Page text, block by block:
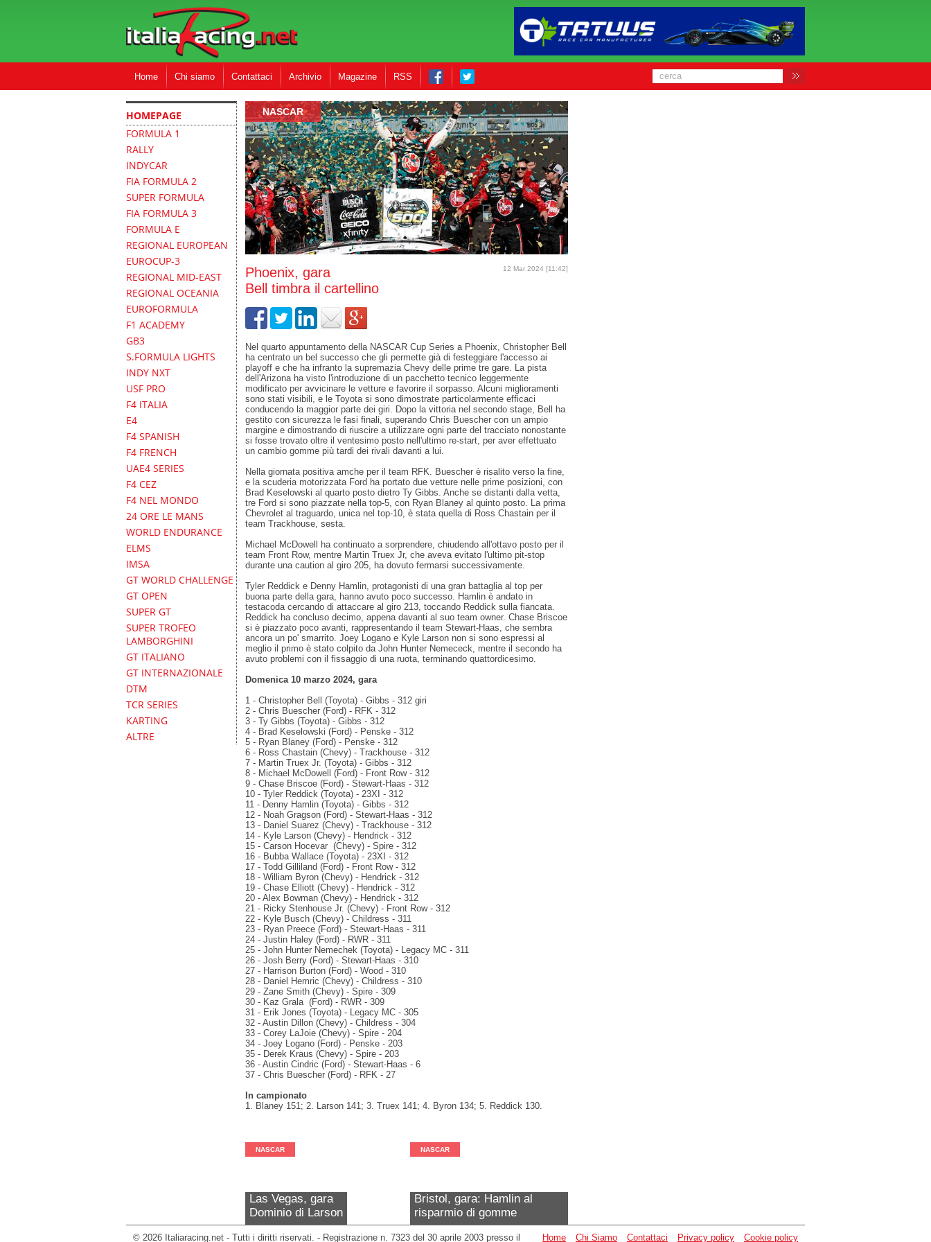
Home Chi siamo Contattaci Archivio Magazine RSS
HOMEPAGE
FORMULA 1
RALLY
INDYCAR
FIA FORMULA 2
SUPER FORMULA
FIA FORMULA 3
FORMULA E
REGIONAL EUROPEAN
EUROCUP-3
REGIONAL MID-EAST
REGIONAL OCEANIA
EUROFORMULA
F1 ACADEMY
GB3
S.FORMULA LIGHTS
INDY NXT
USF PRO
F4 ITALIA
E4
F4 SPANISH
F4 FRENCH
UAE4 SERIES
F4 CEZ
F4 NEL MONDO
24 ORE LE MANS
WORLD ENDURANCE
ELMS
IMSA
GT WORLD CHALLENGE
GT OPEN
SUPER GT
SUPER TROFEO
LAMBORGHINI
GT ITALIANO
GT INTERNAZIONALE
DTM
TCR SERIES
KARTING
ALTRE
NASCAR
12 Mar 2024 [11:42]
Phoenix, gara
Bell timbra il cartellino
Nel quarto appuntamento della NASCAR Cup Series a Phoenix, Christopher Bell
ha centrato un bel successo che gli permette già di festeggiare l'accesso ai
playoff e che ha infranto la supremazia Chevy delle prime tre gare. La pista
dell'Arizona ha visto l'introduzione di un pacchetto tecnico leggermente
modificato per avvicinare le vetture e favorire il sorpasso. Alcuni miglioramenti
sono stati visibili, e le Toyota si sono dimostrate particolarmente efficaci
conducendo la maggior parte dei giri. Dopo la vittoria nel secondo stage, Bell ha
gestito con sicurezza le fasi finali, superando Chris Buescher con un ampio
margine e dimostrando di riuscire a utilizzare ogni parte del tracciato nonostante
si fosse trovato oltre il ventesimo posto nell'ultimo re-start, per aver effettuato
un cambio gomme più tardi dei rivali davanti a lui.
Nella giornata positiva amche per il team RFK. Buescher è risalito verso la fine,
e la scuderia motorizzata Ford ha portato due vetture nelle prime posizioni, con
Brad Keselowski al quarto posto dietro Ty Gibbs. Anche se distanti dalla vetta,
tre Ford si sono piazzate nella top-5, con Ryan Blaney al quinto posto. La prima
Chevrolet al traguardo, unica nel top-10, è stata quella di Ross Chastain per il
team Trackhouse, sesta.
Michael McDowell ha continuato a sorprendere, chiudendo all'ottavo posto per il
team Front Row, mentre Martin Truex Jr, che aveva evitato l'ultimo pit-stop
durante una caution al giro 205, ha dovuto fermarsi successivamente.
Tyler Reddick e Denny Hamlin, protagonisti di una gran battaglia al top per
buona parte della gara, hanno avuto poco successo. Hamlin è andato in
testacoda cercando di attaccare al giro 213, toccando Reddick sulla fiancata.
Reddick ha concluso decimo, appena davanti al suo team owner. Chase Briscoe
si è piazzato poco avanti, rappresentando il team Stewart-Haas, che sembra
ancora un po' smarrito. Joey Logano e Kyle Larson non si sono espressi al
meglio il primo è stato colpito da John Hunter Nemececk, mentre il secondo ha
avuto problemi con il fissaggio di una ruota, terminando quattordicesimo.
Domenica 10 marzo 2024, gara
1 - Christopher Bell (Toyota) - Gibbs - 312 giri
2 - Chris Buescher (Ford) - RFK - 312
3 - Ty Gibbs (Toyota) - Gibbs - 312
4 - Brad Keselowski (Ford) - Penske - 312
5 - Ryan Blaney (Ford) - Penske - 312
6 - Ross Chastain (Chevy) - Trackhouse - 312
7 - Martin Truex Jr. (Toyota) - Gibbs - 312
8 - Michael McDowell (Ford) - Front Row - 312
9 - Chase Briscoe (Ford) - Stewart-Haas - 312
10 - Tyler Reddick (Toyota) - 23XI - 312
11 - Denny Hamlin (Toyota) - Gibbs - 312
12 - Noah Gragson (Ford) - Stewart-Haas - 312
13 - Daniel Suarez (Chevy) - Trackhouse - 312
14 - Kyle Larson (Chevy) - Hendrick - 312
15 - Carson Hocevar (Chevy) - Spire - 312
16 - Bubba Wallace (Toyota) - 23XI - 312
17 - Todd Gilliland (Ford) - Front Row - 312
18 - William Byron (Chevy) - Hendrick - 312
19 - Chase Elliott (Chevy) - Hendrick - 312
20 - Alex Bowman (Chevy) - Hendrick - 312
21 - Ricky Stenhouse Jr. (Chevy) - Front Row - 312
22 - Kyle Busch (Chevy) - Childress - 311
23 - Ryan Preece (Ford) - Stewart-Haas - 311
24 - Justin Haley (Ford) - RWR - 311
25 - John Hunter Nemechek (Toyota) - Legacy MC - 311
26 - Josh Berry (Ford) - Stewart-Haas - 310
27 - Harrison Burton (Ford) - Wood - 310
28 - Daniel Hemric (Chevy) - Childress - 310
29 - Zane Smith (Chevy) - Spire - 309
30 - Kaz Grala (Ford) - RWR - 309
31 - Erik Jones (Toyota) - Legacy MC - 305
32 - Austin Dillon (Chevy) - Childress - 304
33 - Corey LaJoie (Chevy) - Spire - 204
34 - Joey Logano (Ford) - Penske - 203
35 - Derek Kraus (Chevy) - Spire - 203
36 - Austin Cindric (Ford) - Stewart-Haas - 6
37 - Chris Buescher (Ford) - RFK - 27
In campionato
1. Blaney 151; 2. Larson 141; 3. Truex 141; 4. Byron 134; 5. Reddick 130.
NASCAR
Las Vegas, gara
Dominio di Larson
NASCAR
Bristol, gara: Hamlin al
risparmio di gomme
© 2026 Italiaracing.net - Tutti i diritti riservati. - Registrazione n. 7323 del 30 aprile 2003 presso il Home Chi Siamo Contattaci Privacy policy Cookie policy